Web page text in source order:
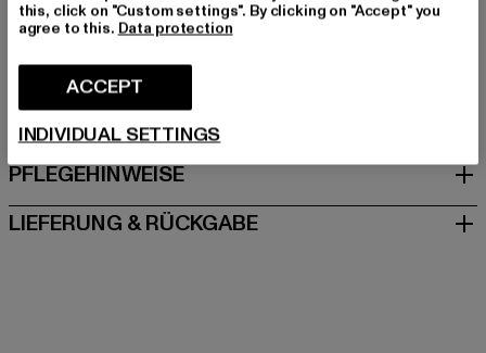
Dr.-Robert-Murjahn-Straße 7 | 64372 Ober-Ramstadt |
GRÖSSE & PASSFORM
PFLEGEHINWEISE
LIEFERUNG & RÜCKGABE
this, click on "Custom settings". By clicking on "Accept" you
agree to this. Data protection
ACCEPT
INDIVIDUAL SETTINGS